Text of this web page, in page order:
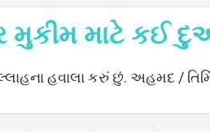
મુકીમ માટે કઈ
હવાલા કરું છું. અહમદ /